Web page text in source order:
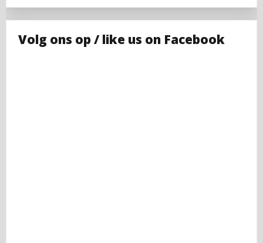
Volg ons op / like us on Facebook